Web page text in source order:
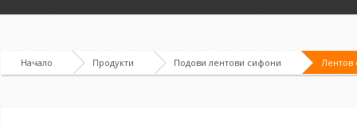
Начало Продукти Подови лентови сифони Лентов